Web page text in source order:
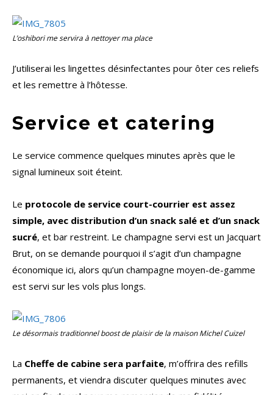
L’oshibori me servira à nettoyer ma place
J’utiliserai les lingettes désinfectantes pour ôter ces reliefs
et les remettre à l’hôtesse.
Service et catering
Le service commence quelques minutes après que le
signal lumineux soit éteint.
Le protocole de service court-courrier est assez
simple, avec distribution d’un snack salé et d’un snack
sucré, et bar restreint. Le champagne servi est un Jacquart
Brut, on se demande pourquoi il s’agit d’un champagne
économique ici, alors qu’un champagne moyen-de-gamme
est servi sur les vols plus longs.
Le désormais traditionnelboost de plaisirde la maison Michel Cuizel
La Cheffe de cabine sera parfaite, m’offrira des refills
permanents, et viendra discuter quelques minutes avec